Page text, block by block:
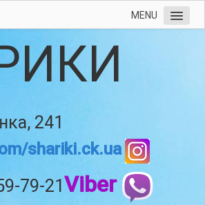
MENU
241
shariki.ck.ua
79-21Viber